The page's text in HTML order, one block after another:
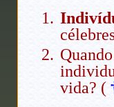
vida? (